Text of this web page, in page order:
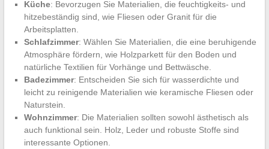
Küche: Bevorzugen Sie Materialien, die feuchtigkeits- und
hitzebeständig sind, wie Fliesen oder Granit für die
Arbeitsplatten.
Schlafzimmer: Wählen Sie Materialien, die eine beruhigende
Atmosphäre fördern, wie Holzparkett für den Boden und
natürliche Textilien für Vorhänge und Bettwäsche.
Badezimmer: Entscheiden Sie sich für wasserdichte und
leicht zu reinigende Materialien wie keramische Fliesen oder
Naturstein.
Wohnzimmer: Die Materialien sollten sowohl ästhetisch als
auch funktional sein. Holz, Leder und robuste Stoffe sind
interessante Optionen.